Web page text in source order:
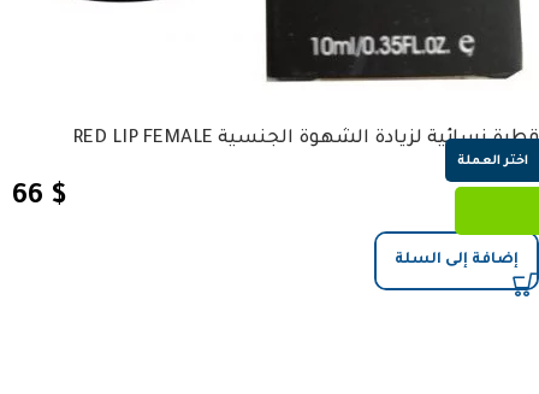
قطرة نسائية لزيادة الشهوة الجنسية RED LIP FEMALE
66 $
إضافة إلى السلة
اختر العملة